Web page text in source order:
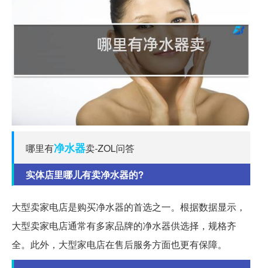
哪里有净水器卖-ZOL问答
实体店里哪儿有卖净水器的?
大型卖家电店是购买净水器的首选之一。根据数据显示，
大型卖家电店通常有多家品牌的净水器供选择，规格齐
全。此外，大型家电店在售后服务方面也更有保障。